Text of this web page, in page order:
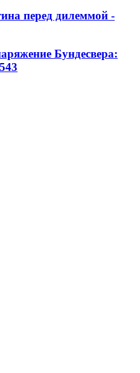
перед дилеммой -
Бундесвера: